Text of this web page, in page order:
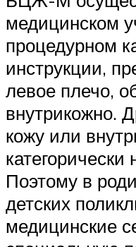
медицинском
процедурном
инструкции,
левое плечо,
внутрикожно.
кожу или
Поэтому в
детских
медицинские